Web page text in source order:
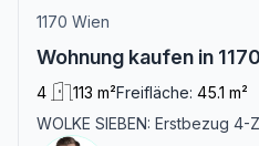
1170 Wien
Wohnung kaufen in
4 113 m²Freifläche: 45.1 m²
WOLKE SIEBEN: Erstbezug